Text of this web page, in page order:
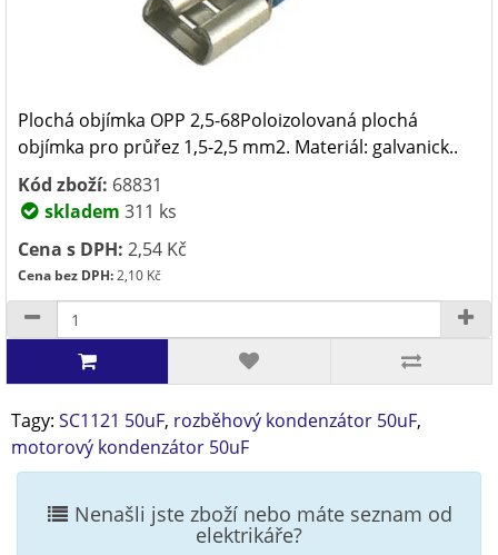
Plochá objímka OPP 2,5-68Poloizolovaná plochá
objímka pro průřez 1,5-2,5 mm2. Materiál: galvanick..
Kód zboží: 68831
skladem 311 ks
Cena s DPH: 2,54 Kč
Cena bez DPH:2,10 Kč
Tagy: SC1121 50uF, rozběhový kondenzátor 50uF,
motorový kondenzátor 50uF
Nenašli jste zboží nebo máte seznam od
elektrikáře?